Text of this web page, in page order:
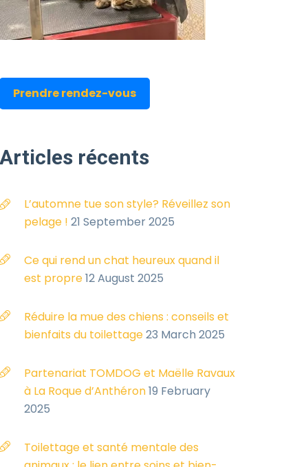
Prendre rendez-vous
Articles récents
L’automne tue son style? Réveillez son
pelage ! 21 September 2025
Ce qui rend un chat heureux quand il
est propre12 August 2025
Réduire la mue des chiens : conseils et
bienfaits du toilettage23 March 2025
Partenariat TOMDOG et Maëlle Ravaux
à La Roque d’Anthéron19 February
2025
Toilettage et santé mentale des